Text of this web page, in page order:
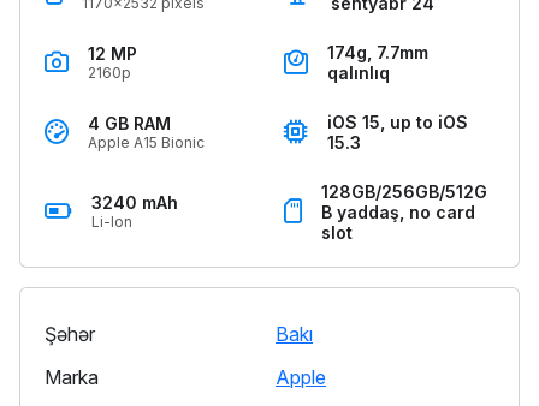
12 MP
2160p
174g, 7.7mm
qalınlıq
4 GB RAM
Apple A15 Bionic
iOS 15, up to iOS
15.3
3240 mAh
Li-Ion
128GB/256GB/512G
B yaddaş, no card
slot
Şəhər
Bakı
Marka
Apple